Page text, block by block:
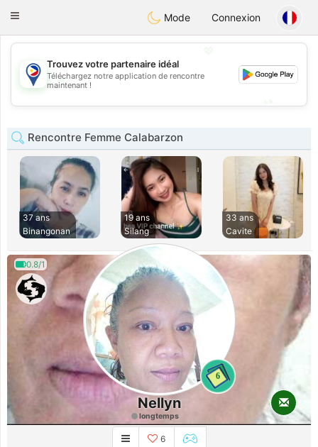
PhilippinesChat
Toggle
Mode Connexion
💖
💕
Trouvez votre partenaire idéal
Téléchargez notre application de rencontre
maintenant !
Rencontre Femme Calabarzon
37 ans
Binangonan
19 ans
Silang
33 ans
Cavite
0.8/1
6
Nellyn
longtemps
6